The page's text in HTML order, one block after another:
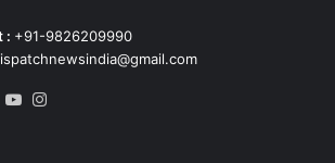
: +91-9826209990
X YouTube